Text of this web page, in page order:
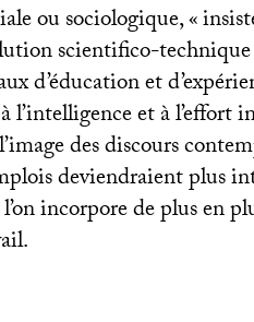
ou sociologique, «
scientifico-
d’éducation et
l’intelligence et à l’effort
des discours
deviendraient plus
incorpore de plus en